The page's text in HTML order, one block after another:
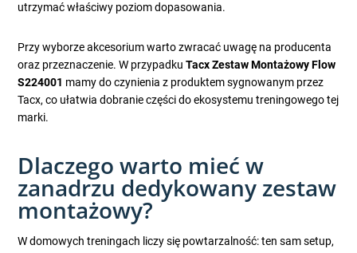
utrzymać właściwy poziom dopasowania.
Przy wyborze akcesorium warto zwracać uwagę na producenta
oraz przeznaczenie. W przypadkuTacx Zestaw Montażowy Flow
S224001 mamy do czynienia z produktem sygnowanym przez
Tacx, co ułatwia dobranie części do ekosystemu treningowego tej
marki.
Dlaczego warto mieć w
zanadrzu dedykowany zestaw
montażowy?
W domowych treningach liczy się powtarzalność: ten sam setup,